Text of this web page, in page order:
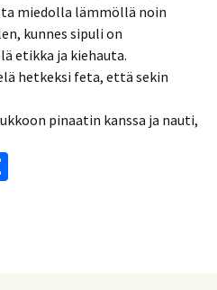
miedolla lämmöllä noin
kunnes sipuli on
etikka ja kiehauta.
hetkeksi feta, että sekin
pinaatin kanssa ja nauti,